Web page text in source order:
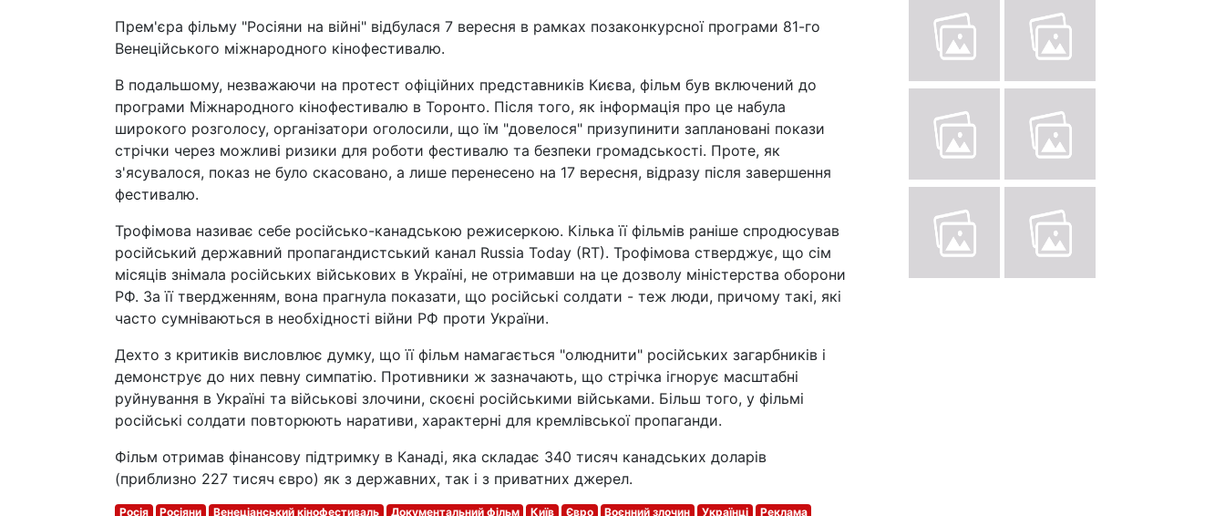
Прем'єра фільму "Росіяни на війні" відбулася 7 вересня в рамках позаконкурсної програми 81-го
Венеційського міжнародного кінофестивалю.
В подальшому, незважаючи на протест офіційних представників Києва, фільм був включений до
програми Міжнародного кінофестивалю в Торонто. Після того, як інформація про це набула
широкого розголосу, організатори оголосили, що їм "довелося" призупинити заплановані покази
стрічки через можливі ризики для роботи фестивалю та безпеки громадськості. Проте, як
з'ясувалося, показ не було скасовано, а лише перенесено на 17 вересня, відразу після завершення
фестивалю.
Трофімова називає себе російсько-канадською режисеркою. Кілька її фільмів раніше спродюсував
російський державний пропагандистський канал Russia Today (RT). Трофімова стверджує, що сім
місяців знімала російських військових в Україні, не отримавши на це дозволу міністерства оборони
РФ. За її твердженням, вона прагнула показати, що російські солдати - теж люди, причому такі, які
часто сумніваються в необхідності війни РФ проти України.
Дехто з критиків висловлює думку, що її фільм намагається "олюднити" російських загарбників і
демонструє до них певну симпатію. Противники ж зазначають, що стрічка ігнорує масштабні
руйнування в Україні та військові злочини, скоєні російськими військами. Більш того, у фільмі
російські солдати повторюють наративи, характерні для кремлівської пропаганди.
Фільм отримав фінансову підтримку в Канаді, яка складає 340 тисяч канадських доларів
(приблизно 227 тисяч євро) як з державних, так і з приватних джерел.
Росія Росіяни Венеціанський кінофестиваль Документальний фільм Київ Євро Воєнний злочин Українці
Реклама